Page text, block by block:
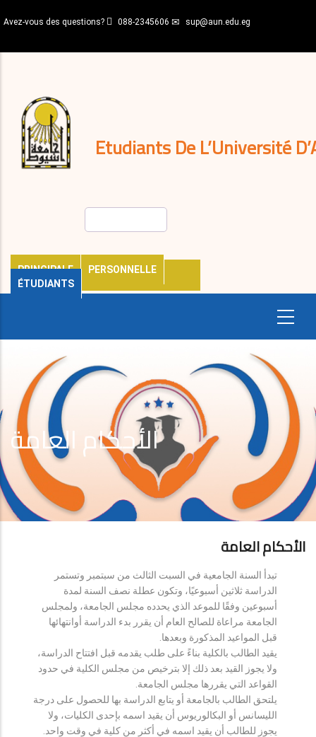
au
principal
Avez-vous des questions? 088-2345606 sup@aun.edu.eg
Etudiants De L’Université
PRINCIPALE
PERSONNELLE
ÉTUDIANTS
décisions
Expatriés
Journal
الأحكام العامة
الأحكام العامة
تبدأ السنة الجامعية في السبت الثالث من سبتمبر وتستمر
الدراسة ثلاثين أسبوعيًا، وتكون عطلة نصف السنة لمدة
أسبوعين وفقًا للموعد الذي يحدده مجلس الجامعة، ولمجلس
الجامعة مراعاة للصالح العام أن يقرر بدء الدراسة أوانتهائها
قبل المواعيد المذكورة وبعدها.
يقيد الطالب بالكلية بناءً على طلب يقدمه قبل افتتاح الدراسة،
ولا يجوز القيد بعد ذلك إلا بترخيص من مجلس الكلية في حدود
القواعد التي يقررها مجلس الجامعة.
يلتحق الطالب بالجامعة أو يتابع الدراسة بها للحصول على درجة
الليسانس أو البكالوريوس أن يقيد اسمه بإحدى الكليات، ولا
يجوز للطالب أن يقيد اسمه في أكثر من كلية في وقت واحد.